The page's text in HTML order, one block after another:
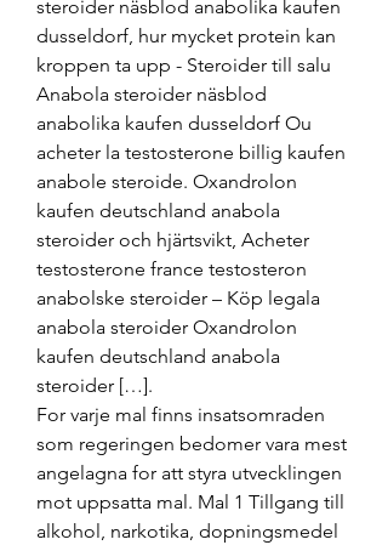
steroider näsblod anabolika kaufen
dusseldorf, hur mycket protein kan
kroppen ta upp - Steroider till salu
Anabola steroider näsblod
anabolika kaufen dusseldorf Ou
acheter la testosterone billig kaufen
anabole steroide. Oxandrolon
kaufen deutschland anabola
steroider och hjärtsvikt, Acheter
testosterone france testosteron
anabolske steroider – Köp legala
anabola steroider Oxandrolon
kaufen deutschland anabola
steroider […].
For varje mal finns insatsomraden
som regeringen bedomer vara mest
angelagna for att styra utvecklingen
mot uppsatta mal. Mal 1 Tillgang till
alkohol, narkotika, dopningsmedel